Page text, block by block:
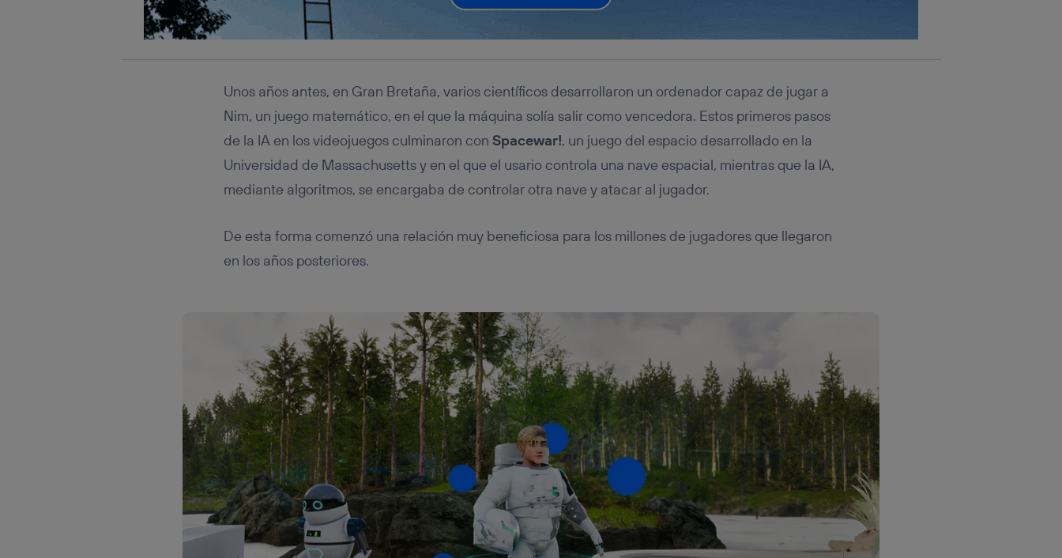
Unos años antes, en Gran Bretaña, varios científicos desarrollaron un ordenador capaz de jugar a
Nim, un juego matemático, en el que la máquina solía salir como vencedora. Estos primeros pasos
de la IA en los videojuegos culminaron con Spacewar!, un juego del espacio desarrollado en la
Universidad de Massachusetts y en el que el usario controla una nave espacial, mientras que la IA,
mediante algoritmos, se encargaba de controlar otra nave y atacar al jugador.
De esta forma comenzó una relación muy beneficiosa para los millones de jugadores que llegaron
en los años posteriores.